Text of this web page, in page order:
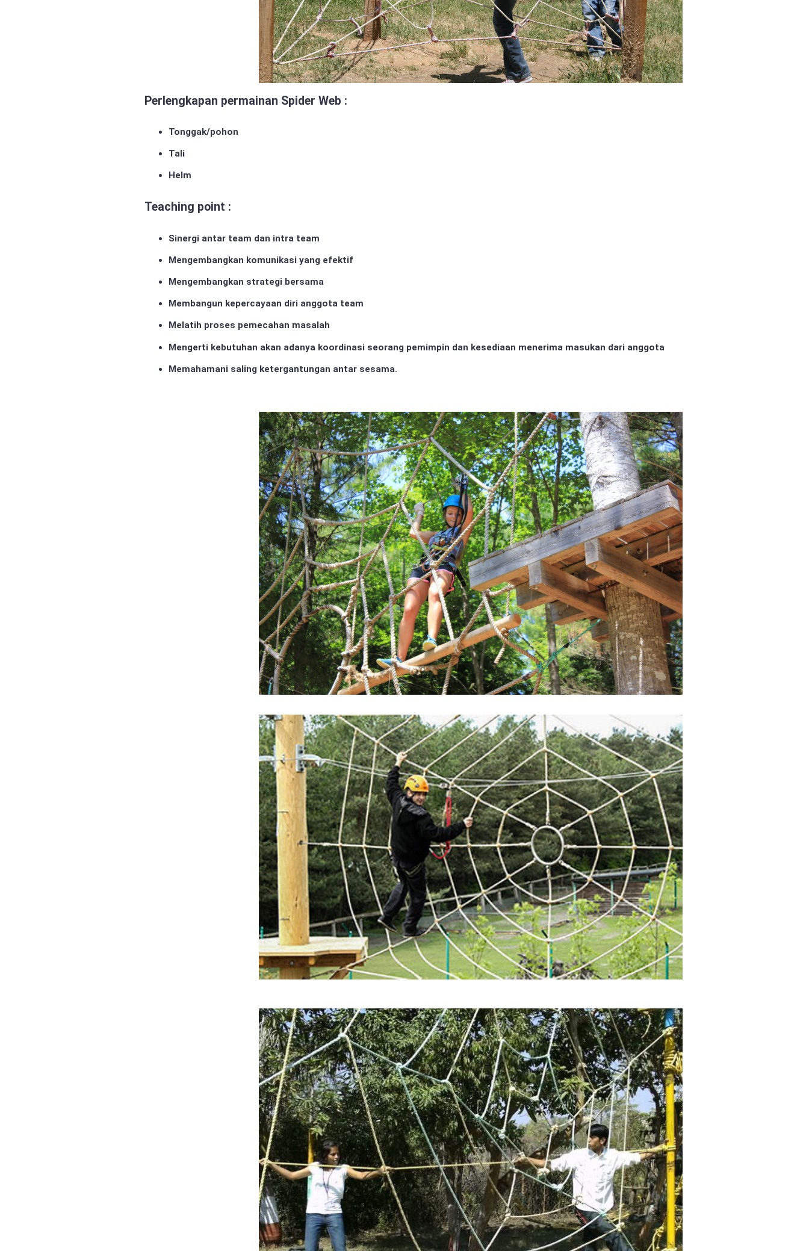
Perlengkapan permainan Spider Web :
Tonggak/pohon
Tali
Helm
Teaching point :
Sinergi antar team dan intra team
Mengembangkan komunikasi yang efektif
Mengembangkan strategi bersama
Membangun kepercayaan diri anggota team
Melatih proses pemecahan masalah
Mengerti kebutuhan akan adanya koordinasi seorang pemimpin dan kesediaan menerima masukan dari anggota
Memahamani saling ketergantungan antar sesama.